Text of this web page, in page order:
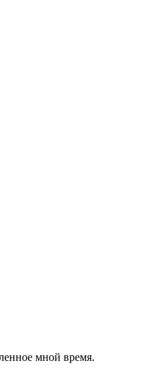
мной время.